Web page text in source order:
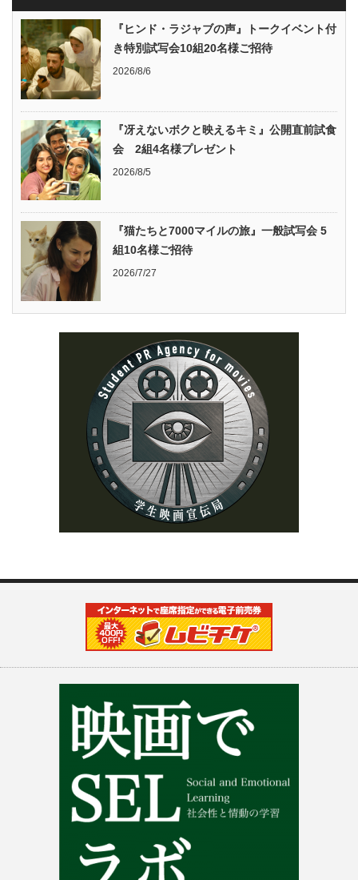
『ヒンド・ラジャブの声』トークイベント付
き特別試写会10組20名様ご招待
2026/8/6
『冴えないボクと映えるキミ』公開直前試食
会 2組4名様プレゼント
2026/8/5
『猫たちと7000マイルの旅』一般試写会 5
組10名様ご招待
2026/7/27